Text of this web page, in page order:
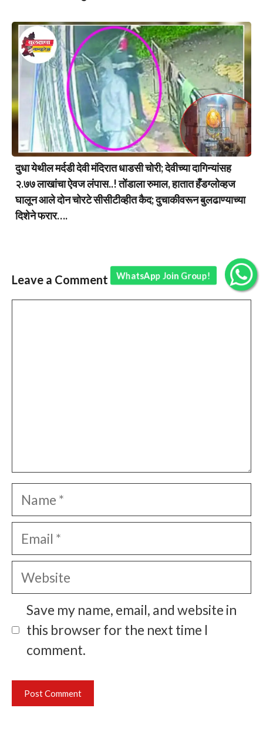
दुधा येथील मर्दडी देवी मंदिरात धाडसी चोरी; देवीच्या दागिन्यांसह
२.७७ लाखांचा ऐवज लंपास..! तोंडाला रुमाल, हातात हँडग्लोव्हज
घालून आले दोन चोरटे सीसीटीव्हीत कैद; दुचाकीवरून बुलढाण्याच्या
दिशेने फरार….
Leave a Comment
Name
Email
Website
Save my name, email, and website in
this browser for the next time I
comment.
WhatsApp Join Group!